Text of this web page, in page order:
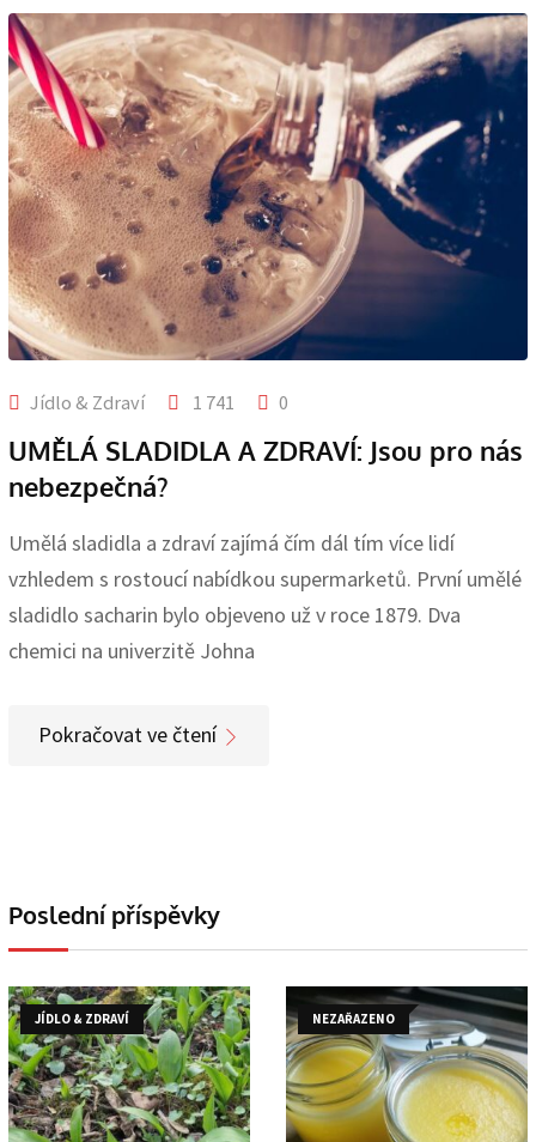
Jídlo & Zdraví 1 741 0
UMĚLÁ SLADIDLA A ZDRAVÍ: Jsou pro nás
nebezpečná?
Umělá sladidla a zdraví zajímá čím dál tím více lidí
vzhledem s rostoucí nabídkou supermarketů. První umělé
sladidlo sacharin bylo objeveno už v roce 1879. Dva
chemici na univerzitě Johna
Pokračovat ve čtení
Poslední příspěvky
JÍDLO & ZDRAVÍ NEZAŘAZENO